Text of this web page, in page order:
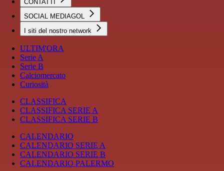
CONTATTI
SOCIAL MEDIAGOL
I siti del nostro network
ULTIM'ORA
Serie A
Serie B
Calciomercato
Curiosità
CLASSIFICA
CLASSIFICA SERIE A
CLASSIFICA SERIE B
CALENDARIO
CALENDARIO SERIE A
CALENDARIO SERIE B
CALENDARIO PALERMO